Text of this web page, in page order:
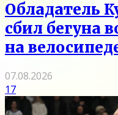
Обладатель
сбил бегуна
на
07.08.2026
17